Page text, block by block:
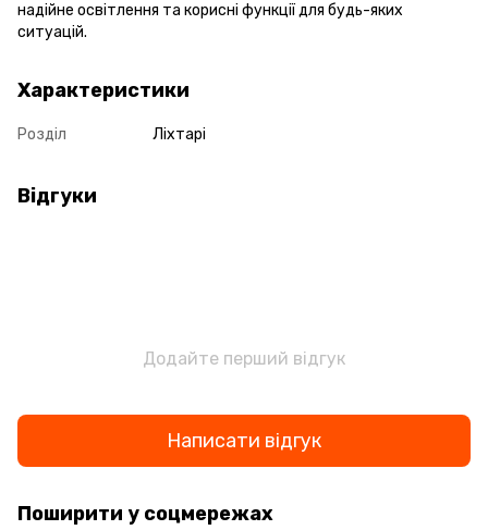
надійне освітлення та корисні функції для будь-яких
ситуацій.
Характеристики
Розділ Ліхтарі
Відгуки
Додайте перший відгук
Написати відгук
Поширити у соцмережах